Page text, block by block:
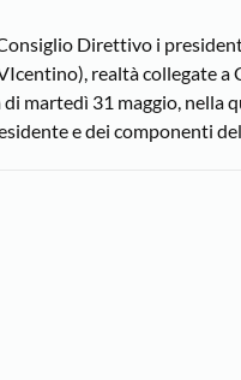
Direttivo i
realtà collegate a
martedì 31 maggio,
e dei componenti